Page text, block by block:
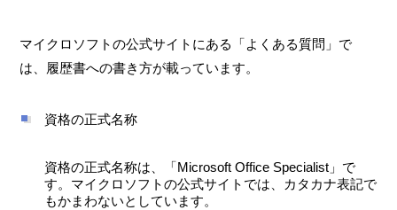
マイクロソフトの公式サイトにある「よくある質問」で
は、履歴書への書き方が載っています。
資格の正式名称
資格の正式名称は、「Microsoft Office Specialist」で
す。マイクロソフトの公式サイトでは、カタカナ表記で
もかまわないとしています。